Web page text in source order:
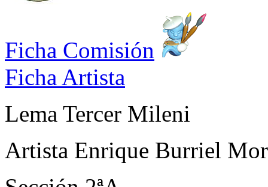
Ficha Comisión
Ficha Artista
Lema Tercer Mileni
Artista Enrique Burriel